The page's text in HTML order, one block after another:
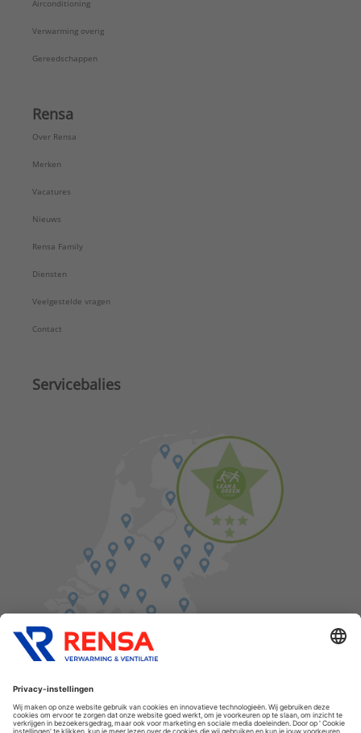
Airconditioning
Verwarming overig
Gereedschappen
Rensa
Over Rensa
Merken
Vacatures
Nieuws
Rensa Family
Diensten
Veelgestelde vragen
Contact
Servicebalies